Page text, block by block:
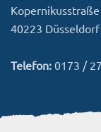
40223 Düsseldorf
Telefon: 0173 /